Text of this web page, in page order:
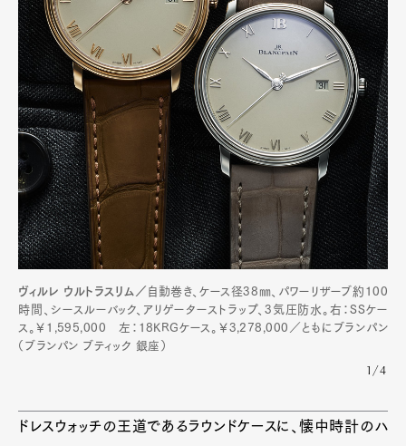
ヴィルレ ウルトラスリム／ 自動巻き、ケース径38㎜、パワーリザーブ約100
時間、シースルーバック、アリゲーターストラップ、3気圧防水。右：SSケー
ス。￥1,595,000 左：18KRGケース。￥3,278,000／ともにブランパン
（ブランパン ブティック 銀座）
1/4
ドレスウォッチの王道であるラウンドケースに、懐中時計のハ